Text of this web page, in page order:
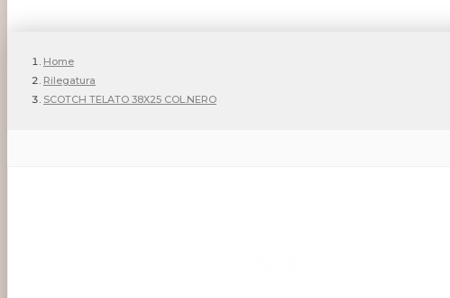
Home
Rilegatura
SCOTCH TELATO 38X25 COL.NERO